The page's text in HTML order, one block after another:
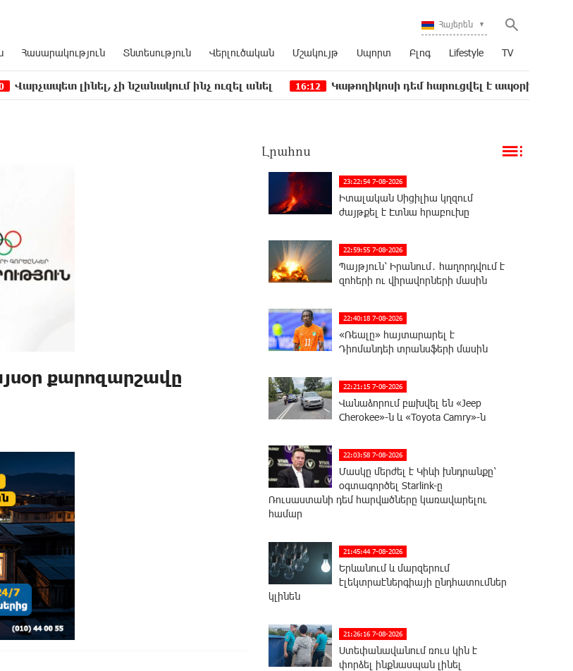
Հայերեն
Հասարակություն Տնտեսություն Վերլուծական Մշակույթ Սպորտ Բլոգ Lifestyle TV
լինել, չի նշանակում ինչ ուզել անել 16:12 Կաթողիկոսի դեմ հարուցվել է ապօրինի քրեական
քարոզարշավը
Լրահոս
23:22:54 7-08-2026
Իտալական Սիցիլիա կղզում
ժայթքել է Էտնա հրաբուխը
22:59:55 7-08-2026
Պայթյուն՝ Իրանում․ հաղորդվում է
զոհերի ու վիրավորների մասին
22:40:18 7-08-2026
«Ռեալը» հայտարարել է
Դիոմանդեի տրանսֆերի մասին
22:21:15 7-08-2026
Վանաձորում բшխվել են «Jeep
Cherokee»-ն և «Toyota Camry»-ն
22:03:58 7-08-2026
Մասկը մերժել է Կիևի խնդրանքը՝
օգտագործել Starlink-ը
Ռուսաստանի դեմ հարվшծները կառավարելու
համար
21:45:44 7-08-2026
Երևանում և մարզերում
էլեկտրաէներգիայի ընդհատումներ
կլինեն
21:26:16 7-08-2026
Ստեփանավանում ռուս կին է
փորձել ինքնասպան լինել